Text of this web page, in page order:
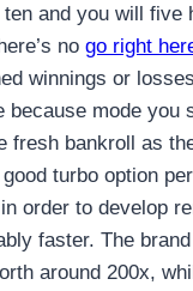
and you will five
no go right
winnings or
because mode you
fresh bankroll as
turbo option
order to develop
faster. The
around 200x,